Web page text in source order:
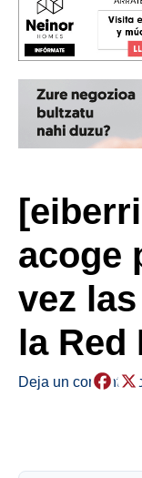
acoge
vez
la Red
Deja un